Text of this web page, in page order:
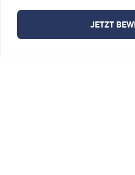
JETZT
Werkstudent /
Einkauf (m/w/d)